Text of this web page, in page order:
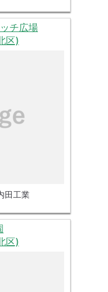
チ広場
区)
田工業
区)